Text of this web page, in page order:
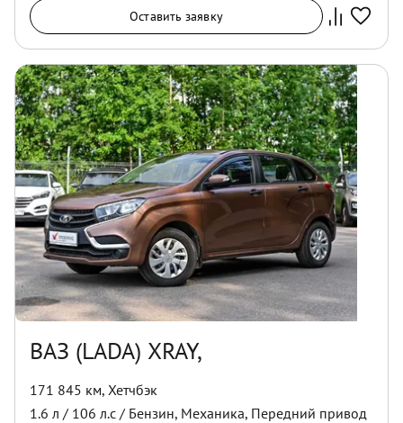
Оставить заявку
ВАЗ (LADA) XRAY,
171 845 км, Хетчбэк
1.6 л / 106 л.с / Бензин, Механика, Передний привод